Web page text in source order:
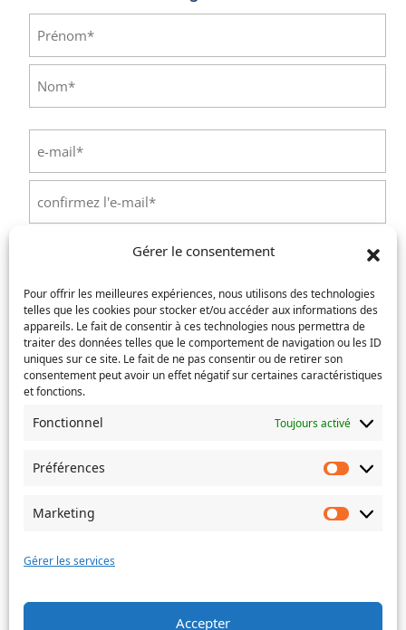
Gérer le consentement
Pour offrir les meilleures expériences, nous utilisons des technologies
telles que les cookies pour stocker et/ou accéder aux informations des
appareils. Le fait de consentir à ces technologies nous permettra de
traiter des données telles que le comportement de navigation ou les ID
uniques sur ce site. Le fait de ne pas consentir ou de retirer son
consentement peut avoir un effet négatif sur certaines caractéristiques
et fonctions.
Fonctionnel Toujours activé
Préférences
Marketing
Gérer les services
Accepter
Prénom
mail(Nécessaire)
Saisissez
un
e-
(Nécessaire)
Service concerné(Nécessaire)
Si votre demande concerne des actes de naissance et/ou
concerné.
Objet
Message(Nécessaire)